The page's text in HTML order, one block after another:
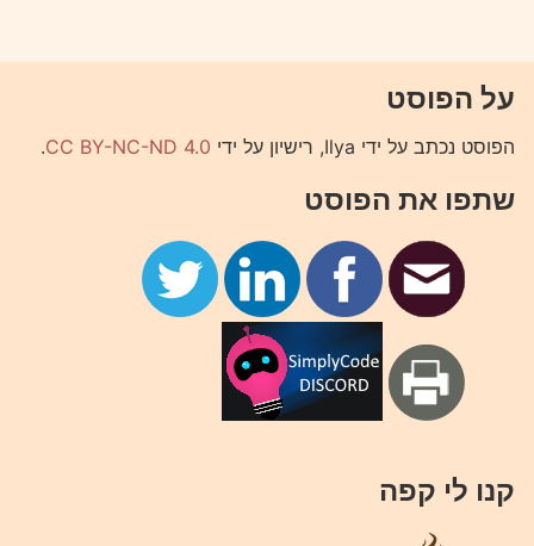
על הפוסט
הפוסט נכתב על ידי Ilya, רישיון על ידי CC BY-NC-ND 4.0
.
שתפו את הפוסט
קנו לי קפה